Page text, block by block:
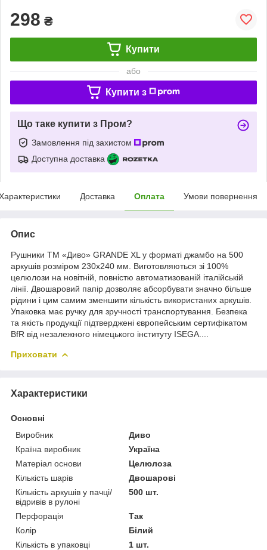
298 ₴
Купити
або
Купити з
Що таке купити з Пром?
Замовлення під захистом
Доступна доставка
Доставка Оплата Умови повернення
Опис
Рушники ТМ «Диво» GRANDE XL у форматі джамбо на 500
аркушів розміром 230х240 мм. Виготовляються зі 100%
целюлози на новітній, повністю автоматизованій італійській
лінії. Двошаровий папір дозволяє абсорбувати значно більше
рідини і цим самим зменшити кількість використаних аркушів.
Упаковка має ручку для зручності транспортування. Безпека
та якість продукції підтверджені європейським сертифікатом
BfR від незалежного німецького інституту ISEGA....
Приховати
Характеристики
Основні
Виробник
Диво
Країна виробник
Україна
Матеріал основи
Целюлоза
Кількість шарів
Двошарові
Кількість аркушів у пачці/
відривів в рулоні
500 шт.
Перфорація
Так
Колір
Білий
Кількість в упаковці
1 шт.